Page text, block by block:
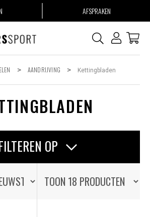
AFSPRAKEN
> AANDRIJVING > Kettingbladen
OP